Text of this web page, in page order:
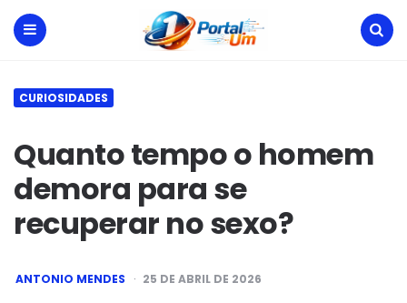
CURIOSIDADES
Quanto tempo o homem
demora para se
recuperar no sexo?
POSTED
BY
ANTONIO MENDES 25 DE ABRIL DE 2026